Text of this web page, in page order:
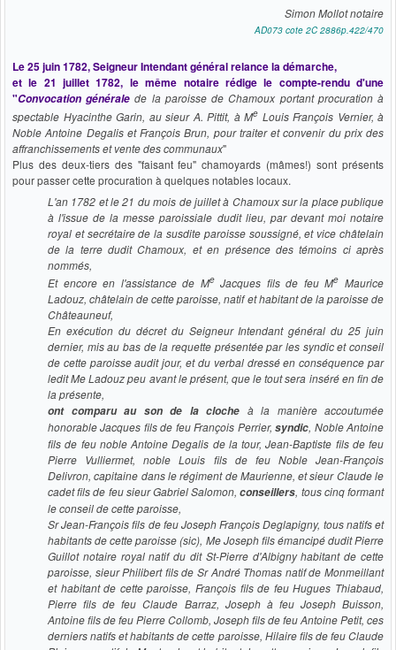
Simon Mollot notaire
AD073 cote 2C 2886p.422/470
Le 25 juin 1782, Seigneur Intendant général relance la démarche,
et le 21 juillet 1782, le même notaire rédige le compte-rendu d'une
"Convocation générale de la paroisse de Chamoux portant procuration à
spectable Hyacinthe Garin, au sieur A. Pittit, à Me Louis François Vernier, à
Noble Antoine Degalis et François Brun, pour traiter et convenir du prix des
affranchissements et vente des communaux"
Plus des deux-tiers des "faisant feu" chamoyards (mâmes!) sont présents
pour passer cette procuration à quelques notables locaux.
L'an 1782 et le 21 du mois de juillet à Chamoux sur la place publique
à l'issue de la messe paroissiale dudit lieu, par devant moi notaire
royal et secrétaire de la susdite paroisse soussigné, et vice châtelain
de la terre dudit Chamoux, et en présence des témoins ci après
nommés,
Et encore en l'assistance de MeJacques fils de feuMe Maurice
Ladouz, châtelain de cette paroisse, natif et habitant de la paroisse de
Châteauneuf,
En exécution du décret du Seigneur Intendant général du 25 juin
dernier, mis au bas de la requette présentée par les syndic et conseil
de cette paroisse audit jour, et du verbal dressé en conséquence par
ledit Me Ladouz peu avant le présent, que le tout sera inséré en fin de
la présente,
ont comparu au son de la cloche à la manière accoutumée
honorable Jacques fils de feu François Perrier,syndic, Noble Antoine
fils de feu noble Antoine Degalis de la tour, Jean-Baptiste fils de feu
Pierre Vulliermet, noble Louis fils de feu Noble Jean-François
Delivron, capitaine dans le régiment de Maurienne, et sieur Claude le
cadet fils de feu sieur Gabriel Salomon,conseillers, tous cinq formant
le conseil de cette paroisse,
Sr Jean-François fils de feu Joseph François Deglapigny, tous natifs et
habitants de cette paroisse (sic), Me Joseph fils émancipé dudit Pierre
Guillot notaire royal natif du dit St-Pierre d'Albigny habitant de cette
paroisse, sieur Philibert fils de Sr André Thomas natif de Monmeillant
et habitant de cette paroisse, François fils de feu Hugues Thiabaud,
Pierre fils de feu Claude Barraz, Joseph à feu Joseph Buisson,
Antoine fils de feu Pierre Collomb, Joseph fils de feu Antoine Petit, ces
derniers natifs et habitants de cette paroisse, Hilaire fils de feu Claude